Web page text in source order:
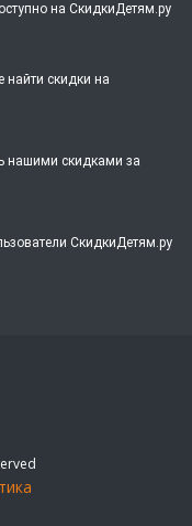
на СкидкиДетям.ру
найти скидки на
нашими скидками за
СкидкиДетям.ру